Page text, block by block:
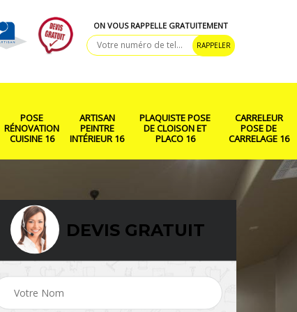
ON VOUS RAPPELLE GRATUITEMENT
POSE
RÉNOVATION
CUISINE 16
ARTISAN
PEINTRE
INTÉRIEUR 16
PLAQUISTE POSE
DE CLOISON ET
PLACO 16
CARRELEUR
POSE DE
CARRELAGE 16
Pose de parquet 16 Rénovation salle de
DEVIS GRATUIT